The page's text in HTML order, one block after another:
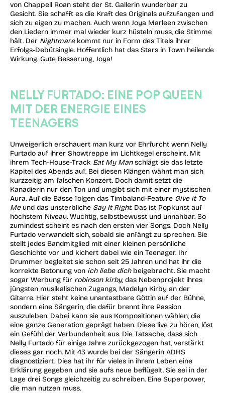
von Chappell Roan steht der St. Gallerin wunderbar zu
Gesicht. Sie schafft es die Kraft des Originals aufzufangen und
sich zu eigen zu machen. Auch wenn Joya Marleen zwischen
den Liedern immer mal wieder kurz hüsteln muss, die Stimme
hält. Der Nightmarekommt nur in Form des Titels ihrer
Erfolgs-Debütsingle. Hoffentlich hat das Stars in Town heilende
Wirkung. Gute Besserung, Joya!
NELLY FURTADO: EINE POP QUEEN
MIT DER ENERGIE EINES
TEENAGERS
Unweigerlich erschauert man kurz vor Ehrfurcht wenn Nelly
Furtado auf ihrer Showtreppe im Lichtkegel erscheint. Mit
ihrem Tech-House-Track Eat My Manschlägt sie das letzte
Kapitel des Abends auf. Bei diesen Klängen wähnt man sich
kurzzeitig am falschen Konzert. Doch damit setzt die
Kanadierin nur den Ton und umgibt sich mit einer mystischen
Aura. Auf die Bässe folgen das Timbaland-Feature Give it To
Meund das unsterbliche Say It Right. Das ist Popkunst auf
höchstem Niveau. Wuchtig, selbstbewusst und unnahbar. So
zumindest scheint es nach den ersten vier Songs. Doch Nelly
Furtado verwandelt sich, sobald sie anfängt zu sprechen. Sie
stellt jedes Bandmitglied mit einer kleinen persönliche
Geschichte vor und kichert dabei wie ein Teenager. Ihr
Drummer begleitet sie schon seit 25 Jahren und hat ihr die
korrekte Betonung von ich liebe dichbeigebracht. Sie macht
sogar Werbung für robinson kirby, das Nebenprojekt ihres
jüngsten musikalischen Zugangs, Madelyn Kirby an der
Gitarre. Hier steht keine unantastbare Göttin auf der Bühne,
sondern eine Sängerin, die dafür brennt ihre Passion
auszuleben. Dabei kann sie aus Kompositionen wählen, die
eine ganze Generation geprägt haben. Diese live zu hören, löst
ein Gefühl der Verbundenheit aus. Die Tatsache, dass sich
Nelly Furtado für einige Jahre zurückgezogen hat, verstärkt
dieses gar noch. Mit 43 wurde bei der Sängerin ADHS
diagnostiziert. Dies hat ihr für vieles in ihrem Leben eine
Erklärung gegeben und sie aufs neue beflügelt. Sie sei in der
Lage drei Songs gleichzeitig zu schreiben. Eine Superpower,
die man nutzen muss.